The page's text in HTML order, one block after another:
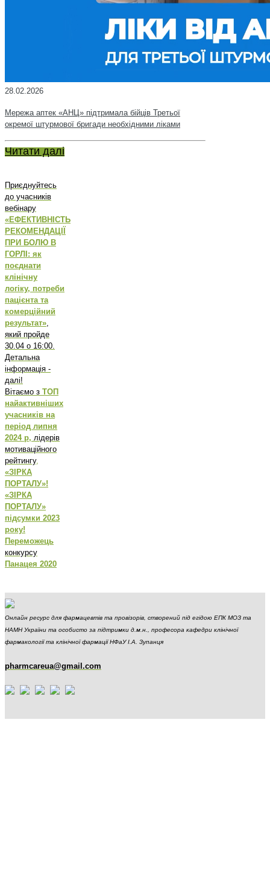
28.02.2026
Мережа аптек «АНЦ» підтримала бійців Третьої
окремої штурмової бригади необхідними ліками
Читати далі
Приєднуйтесь
до учасників
вебінару
«ЕФЕКТИВНІСТЬ
РЕКОМЕНДАЦІЇ
ПРИ БОЛЮ В
ГОРЛІ: як
поєднати
клінічну
логіку, потреби
пацієнта та
комерційний
результат»
який пройде
30.04 о 16:00.
Детальна
інформація -
далі!
Вітаємо з ТОП
найактивніших
учасників на
період липня
2024 р, лідерів
мотиваційного
рейтингу,
«ЗІРКА
ПОРТАЛУ»!
«ЗІРКА
ПОРТАЛУ»
підсумки 2023
року!
Переможець
конкурсу
Панацея 2020
Онлайн ресурс для фармацевтів та провізорів, створений під егідою ЕПК МОЗ та
НАМН України та особисто за підтримки д.м.н., професора кафедри клінічної
фармакології та клінічної фармації НФаУ І.А. Зупанця
pharmcareua@gmail.com